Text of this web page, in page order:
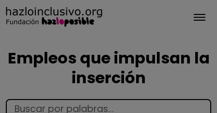
Empleos que impulsan la
inserción